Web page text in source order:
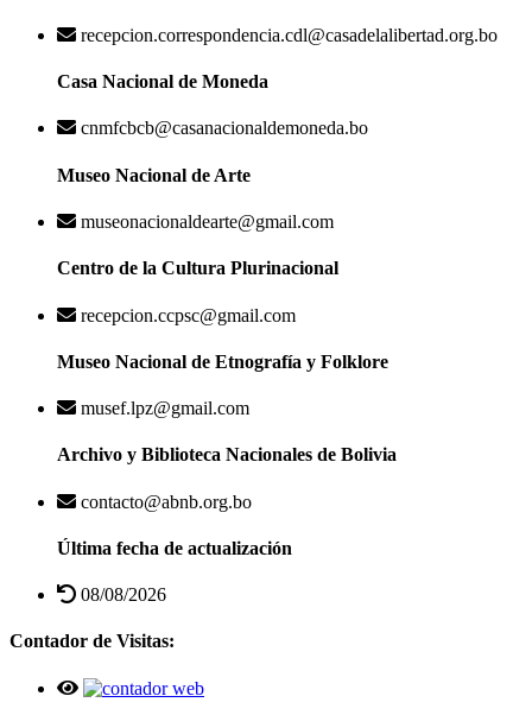
recepcion.correspondencia.cdl@casadelalibertad.org.bo
Casa Nacional de Moneda
cnmfcbcb@casanacionaldemoneda.bo
Museo Nacional de Arte
museonacionaldearte@gmail.com
Centro de la Cultura Plurinacional
recepcion.ccpsc@gmail.com
Museo Nacional de Etnografía y Folklore
musef.lpz@gmail.com
Archivo y Biblioteca Nacionales de Bolivia
contacto@abnb.org.bo
Última fecha de actualización
08/08/2026
Contador de Visitas: